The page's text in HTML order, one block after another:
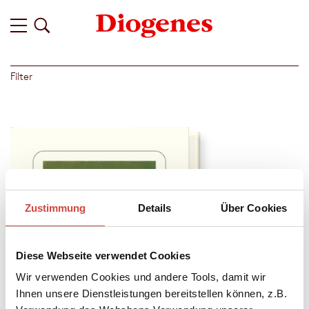
Zustimmung Details Über Cookies
Diese Webseite verwendet Cookies
Wir verwenden Cookies und andere Tools, damit wir
Ihnen unsere Dienstleistungen bereitstellen können, z.B.
Filter